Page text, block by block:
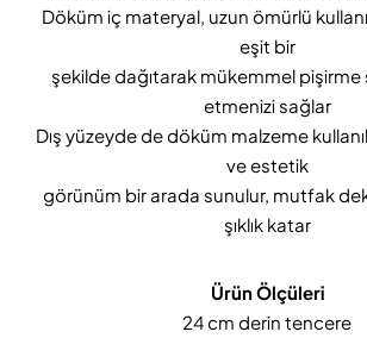
Döküm iç materyal, uzun ömürlü
eşit bir
şekilde dağıtarak mükemmel pişirme
etmenizi sağlar
Dış yüzeyde de döküm malzeme
ve estetik
görünüm bir arada sunulur, mutfak
şıklık katar
Ürün Ölçüleri
24 cm derin tencere